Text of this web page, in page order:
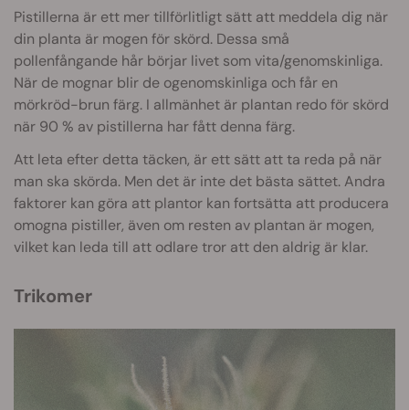
Pistillerna är ett mer tillförlitligt sätt att meddela dig när
din planta är mogen för skörd. Dessa små
pollenfångande hår börjar livet som vita/genomskinliga.
När de mognar blir de ogenomskinliga och får en
mörkröd-brun färg. I allmänhet är plantan redo för skörd
när 90 % av pistillerna har fått denna färg.
Att leta efter detta täcken, är ett sätt att ta reda på när
man ska skörda. Men det är inte det bästa sättet. Andra
faktorer kan göra att plantor kan fortsätta att producera
omogna pistiller, även om resten av plantan är mogen,
vilket kan leda till att odlare tror att den aldrig är klar.
Trikomer